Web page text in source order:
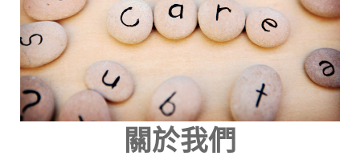
關於我們